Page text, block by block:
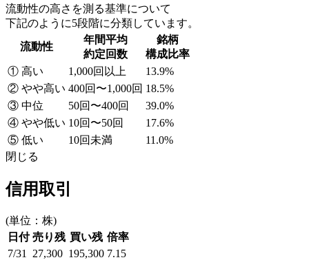
流動性の高さを測る基準について
下記のように5段階に分類しています。
流動性
年間平均
約定回数
銘柄
構成比率
① 高い
1,000回以上
13.9%
② やや高い 400回〜1,000回 18.5%
③ 中位
50回〜400回
39.0%
④ やや低い 10回〜50回
17.6%
⑤ 低い
10回未満
11.0%
閉じる
信用取引
(単位：株)
日付 売り残 買い残 倍率
7/31
27,300 195,300 7.15